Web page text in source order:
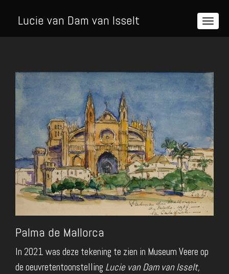
Lucie van Dam van Isselt
Palma de Mallorca
In 2021 was deze tekening te zien in Museum Veere op
de oeuvretentoonstelling Lucie van Dam van Isselt,